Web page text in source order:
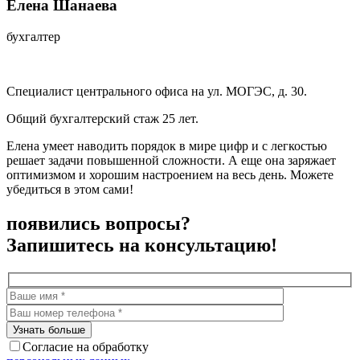
Елена Шанаева
бухгалтер
Специалист центрального офиса на ул. МОГЭС, д. 30.
Общий бухгалтерский стаж 25 лет.
Елена умеет наводить порядок в мире цифр и с легкостью
решает задачи повышенной сложности. А еще она заряжает
оптимизмом и хорошим настроением на весь день. Можете
убедиться в этом сами!
появились вопросы?
Запишитесь на консультацию!
Согласие на обработку